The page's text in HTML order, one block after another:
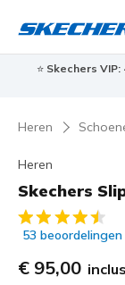
⭐ Skechers VIP:
Heren
Heren
Skechers
3,6 van de 5
53 beoordelingen
€ 95,00